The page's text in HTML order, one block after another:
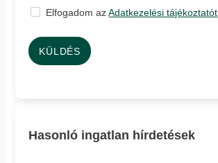
Elfogadom azAdatkezelési tájékoztatót
KÜLDÉS
Hasonló ingatlan hírdetések